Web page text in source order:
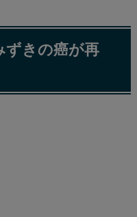
ずきの癌が再